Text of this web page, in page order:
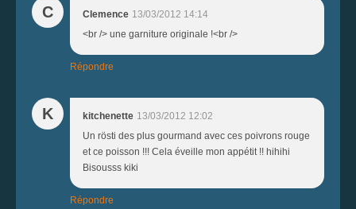
C Clemence 13/03/2012 14:14
<br /> une garniture originale !<br />
Répondre
K kitchenette 13/03/2012 12:02
Un rösti des plus gourmand avec ces poivrons rouge
et ce poisson !!! Cela éveille mon appétit !! hihihi
Bisousss kiki
Répondre